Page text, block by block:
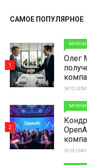
САМОЕ ПОПУЛЯРНОЕ
Олег
18:12 | 05-
1
12:13 | 04-
2